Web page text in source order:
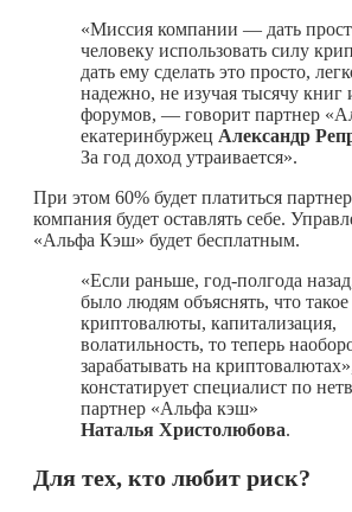
«Миссия компании — дать
человеку использовать силу
дать ему сделать это просто,
надежно, не изучая тысячу книг
форумов, — говорит партнер
екатеринбуржец Александр
За год доход утраивается».
При этом 60% будет платиться
компания будет оставлять себе.
«Альфа Кэш» будет бесплатным.
«Если раньше, год-полгода
было людям объяснять, что
криптовалюты, капитализация,
волатильность, то теперь
зарабатывать на
констатирует специалист по
партнер «Альфа кэш»
Наталья Христолюбова.
Для тех, кто любит риск?